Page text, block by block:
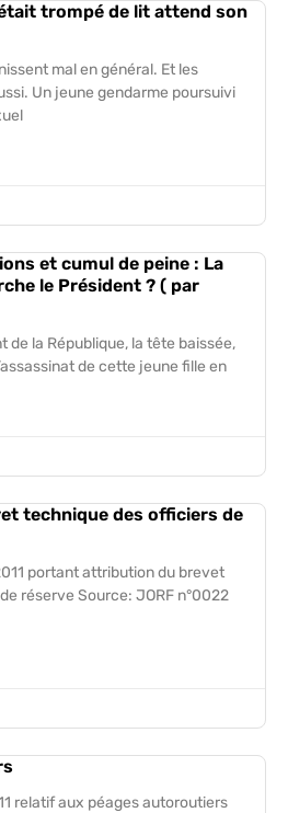
trompé de lit attend son
mal en général. Et les
Un jeune gendarme poursuivi
et cumul de peine : La
le Président ? ( par
de la République, la tête baissée,
de cette jeune fille en
technique des officiers de
portant attribution du brevet
réserve Source: JORF n°0022
relatif aux péages autoroutiers